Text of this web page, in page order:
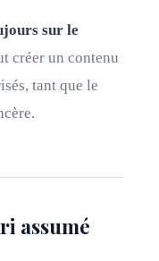
sur le
créer un contenu
tant que le
assumé